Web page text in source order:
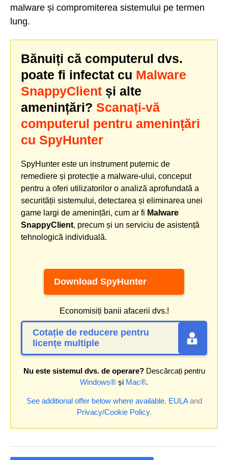
malware și compromiterea sistemului pe termen
lung.
Bănuiți că computerul dvs.
poate fi infectat cu Malware
SnappyClient și alte
amenințări? Scanați-vă
computerul pentru amenințări
cu SpyHunter
SpyHunter este un instrument puternic de
remediere și protecție a malware-ului, conceput
pentru a oferi utilizatorilor o analiză aprofundată a
securității sistemului, detectarea și eliminarea unei
game largi de amenințări, cum ar fi Malware
SnappyClient, precum și un serviciu de asistență
tehnologică individuală.
Download SpyHunter
Economisiți banii afacerii dvs.!
Cotație de reducere pentru
licențe multiple
Nu este sistemul dvs. de operare?Descărcați pentru
Windows® și Mac®.
See additional offer below where available. EULAand
Privacy/Cookie Policy.